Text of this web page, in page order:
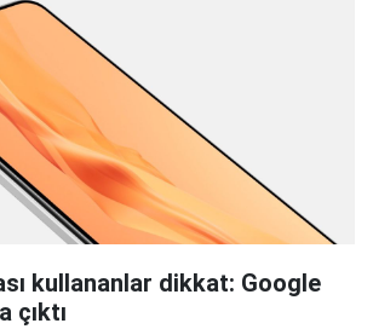
kullananlar dikkat: Google
çıktı